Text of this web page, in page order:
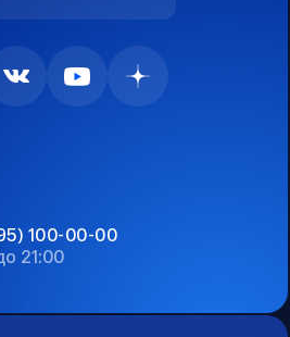
100-00-00
21:00